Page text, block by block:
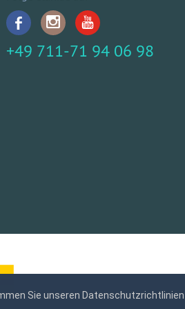
+49 711-71 94 06 98
Sie unseren Datenschutzrichtlinien